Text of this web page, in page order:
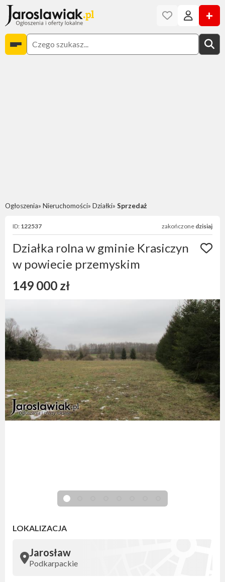
+
Ogłoszenia Nieruchomości Działki Sprzedaż
ID: 122537 zakończone dzisiaj
Działka rolna w gminie Krasiczyn
w powiecie przemyskim
149 000 zł
LOKALIZACJA
Jarosław
Podkarpackie